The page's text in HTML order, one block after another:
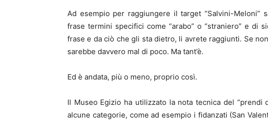
Ad esempio per raggiungere il target “Salvini-Meloni”
frase termini specifici come “arabo” o “straniero” e di
frase e da ciò che gli sta dietro, li avrete raggiunti. Se
sarebbe davvero mal di poco. Ma tant’è.
Ed è andata, più o meno, proprio così.
Il Museo Egizio ha utilizzato la nota tecnica del “prendi
alcune categorie, come ad esempio i fidanzati (San